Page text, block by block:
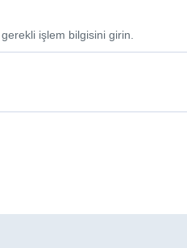
işlem bilgisini girin.